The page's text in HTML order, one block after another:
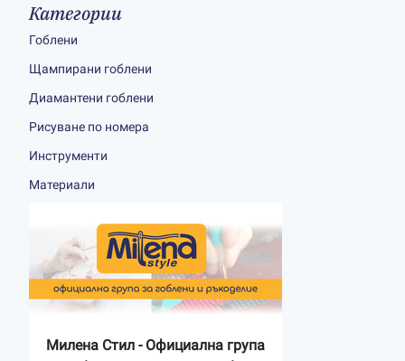
Категории
Гоблени
Щампирани гоблени
Диамантени гоблени
Рисуване по номера
Инструменти
Материали
Милена Стил - Официална група